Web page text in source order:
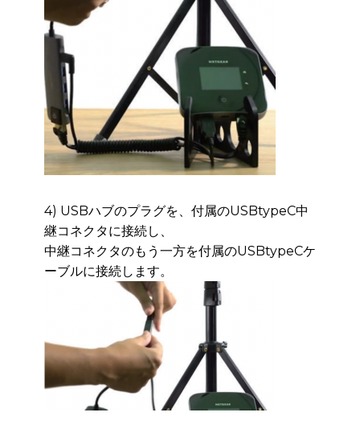
4) USBハブのプラグを、付属のUSBtypeC中
継コネクタに接続し、
中継コネクタのもう一方を付属のUSBtypeCケ
ーブルに接続します。